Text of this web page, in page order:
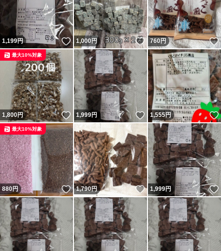
1,199円 いいね！
1,000円 いいね！
760 円
1,800円 いいね！
最大10%対象
1,999円 いいね！
1,555円
880円 いいね！
最大10%対象
1,790円 いいね！
1,999円